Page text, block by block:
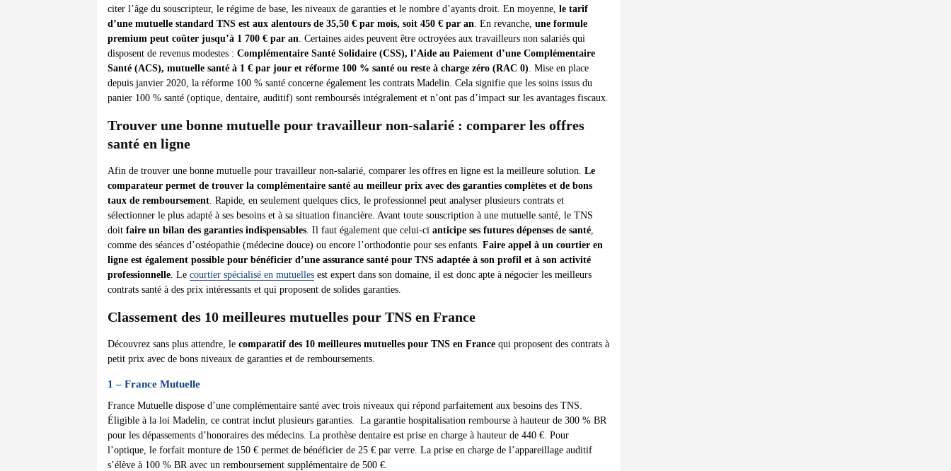
citer l’âge du souscripteur, le régime de base, les niveaux de garanties et le nombre d’ayants droit. En moyenne, le tarif
d’une mutuelle standard TNS est aux alentours de 35,50 € par mois, soit 450 € par an . En revanche, une formule
premium peut coûter jusqu’à 1 700 € par an . Certaines aides peuvent être octroyées aux travailleurs non salariés qui
disposent de revenus modestes : Complémentaire Santé Solidaire (CSS), l’Aide au Paiement d’une Complémentaire
Santé (ACS), mutuelle santé à 1 € par jour et réforme 100 % santé ou reste à charge zéro (RAC 0) . Mise en place
depuis janvier 2020, la réforme 100 % santé concerne également les contrats Madelin. Cela signifie que les soins issus du
panier 100 % santé (optique, dentaire, auditif) sont remboursés intégralement et n’ont pas d’impact sur les avantages fiscaux.
Trouver une bonne mutuelle pour travailleur non-salarié : comparer les offres
santé en ligne
Afin de trouver une bonne mutuelle pour travailleur non-salarié, comparer les offres en ligne est la meilleure solution. Le
comparateur permet de trouver la complémentaire santé au meilleur prix avec des garanties complètes et de bons
taux de remboursement . Rapide, en seulement quelques clics, le professionnel peut analyser plusieurs contrats et
sélectionner le plus adapté à ses besoins et à sa situation financière. Avant toute souscription à une mutuelle santé, le TNS
doit faire un bilan des garanties indispensables . Il faut également que celui-ci anticipe ses futures dépenses de santé
comme des séances d’ostéopathie (médecine douce) ou encore l’orthodontie pour ses enfants. Faire appel à un courtier en
ligne est également possible pour bénéficier d’une assurance santé pour TNS adaptée à son profil et à son activité
professionnelle . Le courtier spécialisé en mutuelles est expert dans son domaine, il est donc apte à négocier les meilleurs
contrats santé à des prix intéressants et qui proposent de solides garanties.
Classement des 10 meilleures mutuelles pour TNS en France
Découvrez sans plus attendre, le comparatif des 10 meilleures mutuelles pour TNS en France qui proposent des contrats à
petit prix avec de bons niveaux de garanties et de remboursements.
1 – France Mutuelle
France Mutuelle dispose d’une complémentaire santé avec trois niveaux qui répond parfaitement aux besoins des TNS.
Éligible à la loi Madelin, ce contrat inclut plusieurs garanties. La garantie hospitalisation rembourse à hauteur de 300 % BR
pour les dépassements d’honoraires des médecins. La prothèse dentaire est prise en charge à hauteur de 440 €. Pour
l’optique, le forfait monture de 150 € permet de bénéficier de 25 € par verre. La prise en charge de l’appareillage auditif
s’élève à 100 % BR avec un remboursement supplémentaire de 500 €.